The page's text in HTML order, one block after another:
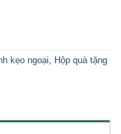
kẹo ngoại
Hộp quà tặng